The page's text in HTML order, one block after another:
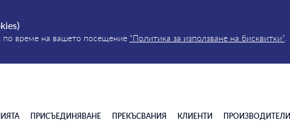
по време на вашето посещение “Политика за използване на бисквитки”
ПРИСЪЕДИНЯВАНЕ ПРЕКЪСВАНИЯ КЛИЕНТИ ПРОИЗВОДИТЕЛИ